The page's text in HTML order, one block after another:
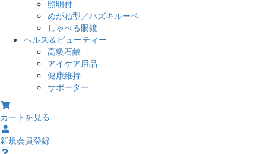
照明付
めがね型／ハズキルーペ
しゃべる眼鏡
ヘルス＆ビューティー
高級石鹸
アイケア用品
健康維持
サポーター
カートを見る
新規会員登録